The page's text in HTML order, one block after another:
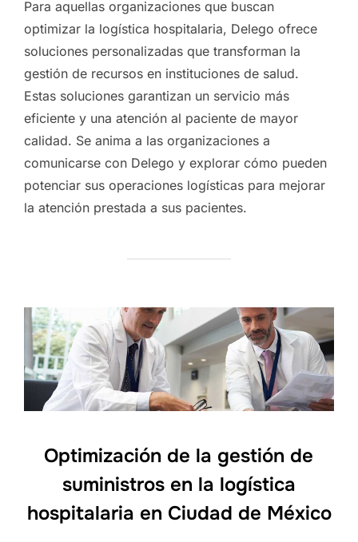
Para aquellas organizaciones que buscan
optimizar la logística hospitalaria, Delego ofrece
soluciones personalizadas que transforman la
gestión de recursos en instituciones de salud.
Estas soluciones garantizan un servicio más
eficiente y una atención al paciente de mayor
calidad. Se anima a las organizaciones a
comunicarse con Delego y explorar cómo pueden
potenciar sus operaciones logísticas para mejorar
la atención prestada a sus pacientes.
Optimización de la gestión de
suministros en la logística
hospitalaria en Ciudad de México